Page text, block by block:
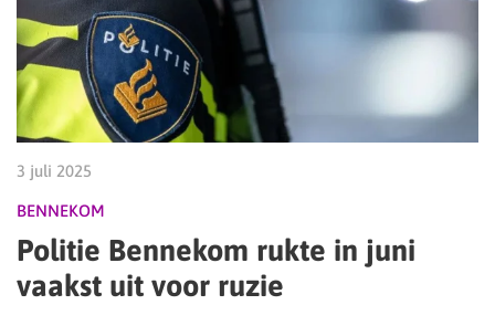
3 juli 2025
BENNEKOM
Politie Bennekom rukte in juni
vaakst uit voor ruzie